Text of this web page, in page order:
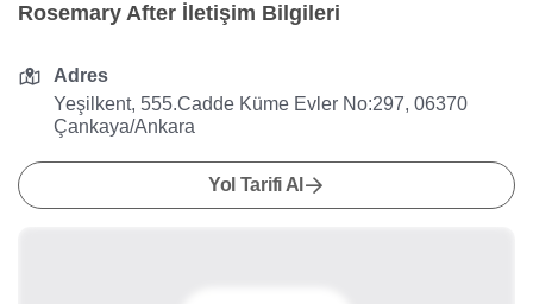
Rosemary After İletişim Bilgileri
Adres
Yeşilkent, 555.Cadde Küme Evler No:297, 06370
Çankaya/Ankara
Yol Tarifi Al